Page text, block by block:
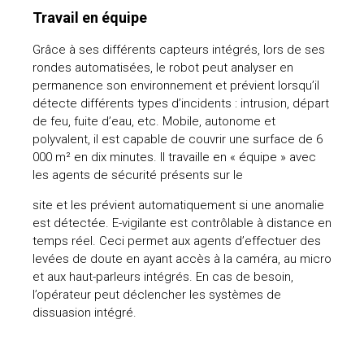
Travail en équipe
Grâce à ses différents capteurs intégrés, lors de ses
rondes automatisées, le robot peut analyser en
permanence son environnement et prévient lorsqu’il
détecte différents types d’incidents : intrusion, départ
de feu, fuite d’eau, etc. Mobile, autonome et
polyvalent, il est capable de couvrir une surface de 6
000 m² en dix minutes. Il travaille en « équipe » avec
les agents de sécurité présents sur le
site et les prévient automatiquement si une anomalie
est détectée. E-vigilante est contrôlable à distance en
temps réel. Ceci permet aux agents d’effectuer des
levées de doute en ayant accès à la caméra, au micro
et aux haut-parleurs intégrés. En cas de besoin,
l’opérateur peut déclencher les systèmes de
dissuasion intégré.